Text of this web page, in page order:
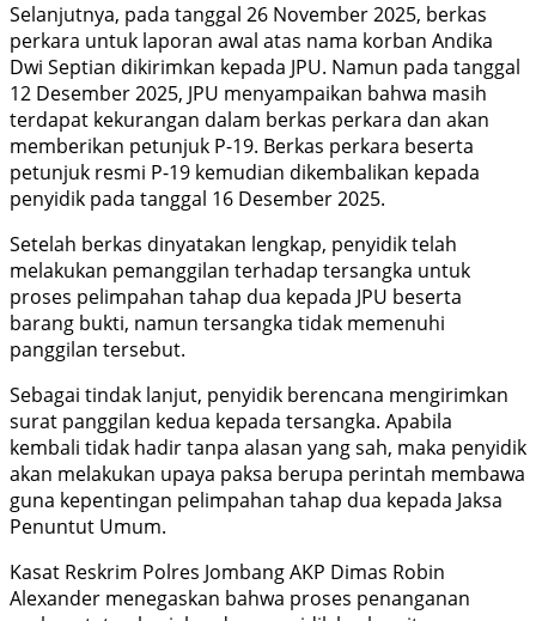
Selanjutnya, pada tanggal 26 November 2025, berkas
perkara untuk laporan awal atas nama korban Andika
Dwi Septian dikirimkan kepada JPU. Namun pada tanggal
12 Desember 2025, JPU menyampaikan bahwa masih
terdapat kekurangan dalam berkas perkara dan akan
memberikan petunjuk P-19. Berkas perkara beserta
petunjuk resmi P-19 kemudian dikembalikan kepada
penyidik pada tanggal 16 Desember 2025.
Setelah berkas dinyatakan lengkap, penyidik telah
melakukan pemanggilan terhadap tersangka untuk
proses pelimpahan tahap dua kepada JPU beserta
barang bukti, namun tersangka tidak memenuhi
panggilan tersebut.
Sebagai tindak lanjut, penyidik berencana mengirimkan
surat panggilan kedua kepada tersangka. Apabila
kembali tidak hadir tanpa alasan yang sah, maka penyidik
akan melakukan upaya paksa berupa perintah membawa
guna kepentingan pelimpahan tahap dua kepada Jaksa
Penuntut Umum.
Kasat Reskrim Polres Jombang AKP Dimas Robin
Alexander menegaskan bahwa proses penanganan